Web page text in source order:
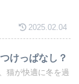
2025.02.04
けっぱなし？
猫が快適に冬を過